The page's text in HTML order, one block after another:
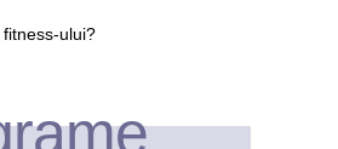
ului?